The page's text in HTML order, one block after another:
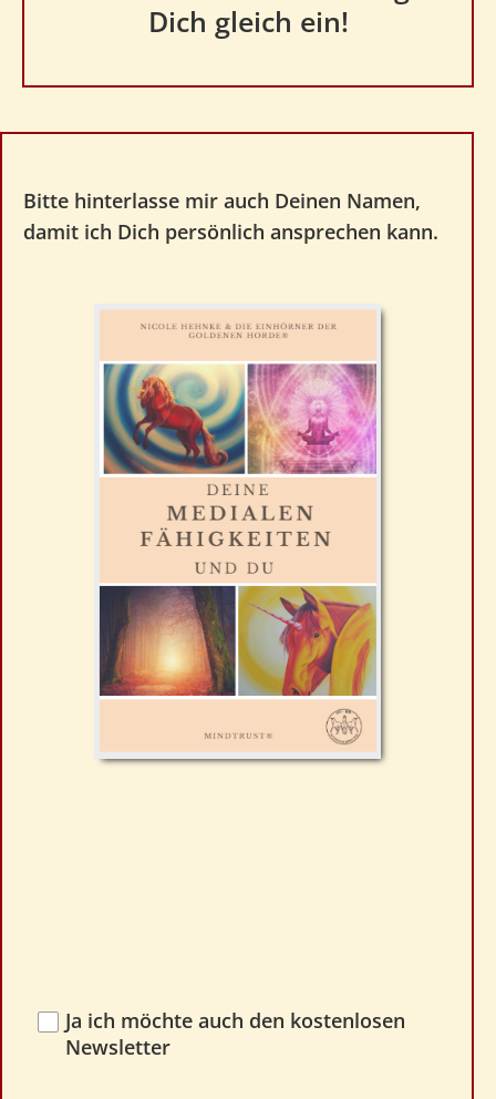
Dich gleich ein!
Bitte hinterlasse mir auch Deinen Namen,
damit ich Dich persönlich ansprechen kann.
Ja ich möchte auch den kostenlosen
Newsletter